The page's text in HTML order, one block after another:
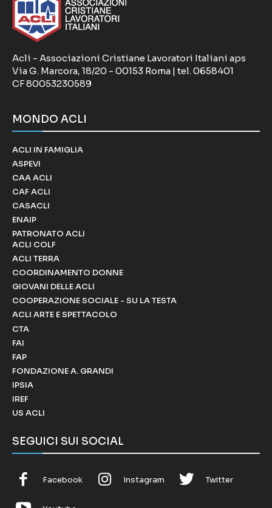
Acli - Associazioni Cristiane Lavoratori Italiani aps
Via G. Marcora, 18/20 - 00153 Roma | tel. 0658401
CF 80053230589
MONDO ACLI
ACLI IN FAMIGLIA
ASPEVI
CAA ACLI
CAF ACLI
CASACLI
ENAIP
PATRONATO ACLI
ACLI COLF
ACLI TERRA
COORDINAMENTO DONNE
GIOVANI DELLE ACLI
COOPERAZIONE SOCIALE - SU LA TESTA
ACLI ARTE E SPETTACOLO
CTA
FAI
FAP
FONDAZIONE A. GRANDI
IPSIA
IREF
US ACLI
SEGUICI SUI SOCIAL
Facebook Instagram Twitter